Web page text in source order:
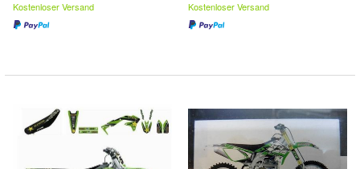
Kostenloser Versand Kostenloser Versand